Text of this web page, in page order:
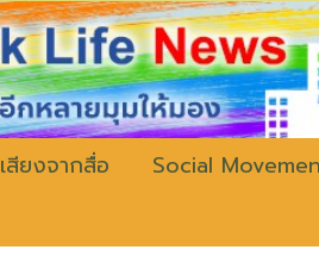
เสียงจากสื่อ Social